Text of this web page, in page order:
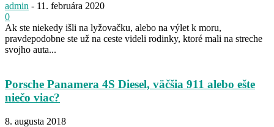
admin - 11. februára 2020
0
Ak ste niekedy išli na lyžovačku, alebo na výlet k moru,
pravdepodobne ste už na ceste videli rodinky, ktoré mali na streche
svojho auta...
Porsche Panamera 4S Diesel, väčšia 911 alebo ešte
niečo viac?
8. augusta 2018